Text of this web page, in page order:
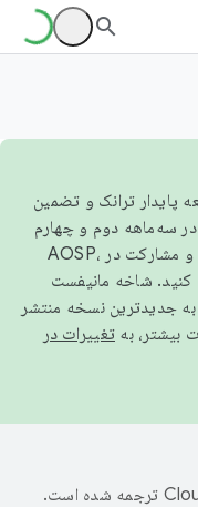
پایدار ترانک و تضمین
در سه‌ماهه دوم و چهارم
کنید. شاخه مانیفست
جدیدترین نسخه منتشر
تغییرات در
ترجمه شده است.